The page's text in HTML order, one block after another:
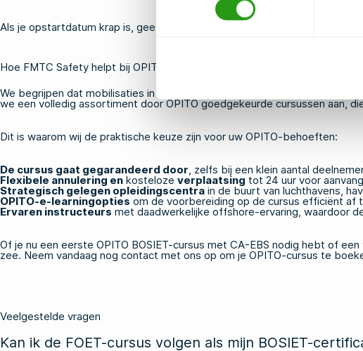
Als je opstartdatum krap is, geef dan de voorkeur aan centra die een
Hoe FMTC Safety helpt bij OPITO-certificering voor de Noordzee
We begrijpen dat mobilisaties in de offshore-sector snel gaan en dat het
we een volledig assortiment door OPITO goedgekeurde cursussen aan,
Dit is waarom wij de praktische keuze zijn voor uw OPITO-behoeften:
De cursus gaat gegarandeerd door , zelfs bij een klein aantal
Flexibele annulering en kosteloze verplaatsing tot 24 uur voor
Strategisch gelegen opleidingscentra in de buurt van luchthavens,
OPITO-e-learningopties om de voorbereiding op de cursus efficiënt af
Ervaren instructeurs met daadwerkelijke offshore-ervaring, waardoor
Of je nu een eerste OPITO BOSIET-cursus met CA-EBS nodig hebt of een
zee. Neem vandaag nog contact met ons op om je OPITO-cursus te
Veelgestelde vragen
Kan ik de FOET-cursus volgen als mijn BOSIET-